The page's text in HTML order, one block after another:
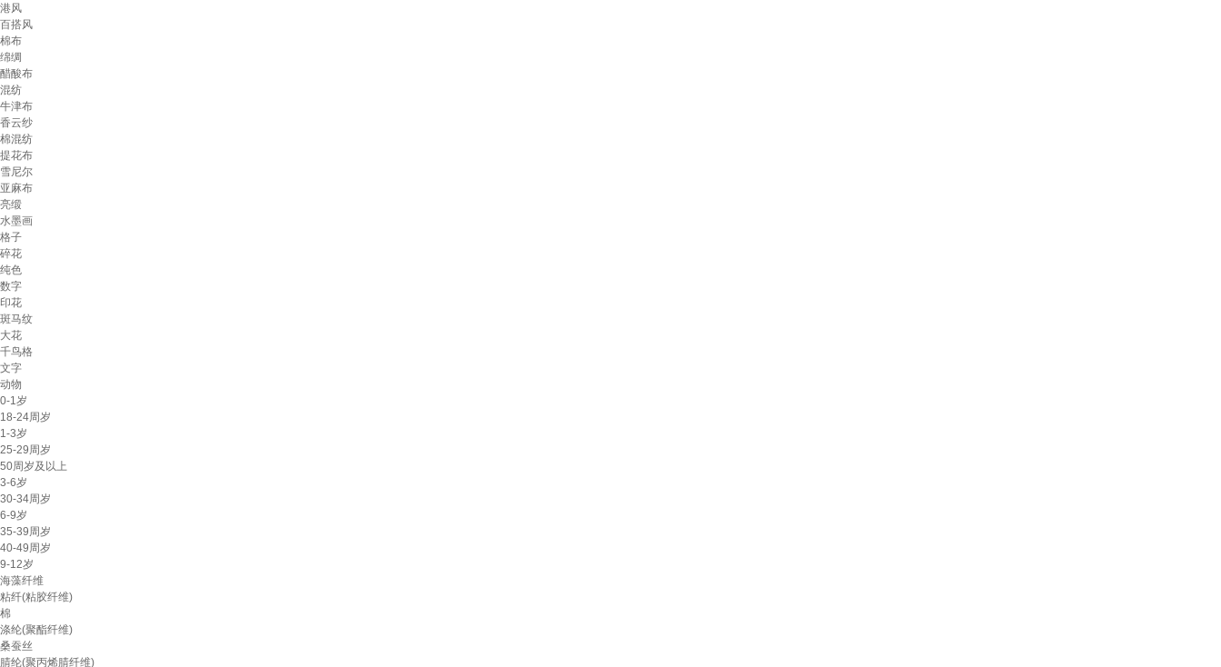
港风
百搭风
棉布
绵绸
醋酸布
混纺
牛津布
香云纱
棉混纺
提花布
雪尼尔
亚麻布
亮缎
水墨画
格子
碎花
纯色
数字
印花
斑马纹
大花
千鸟格
文字
动物
0-1岁
18-24周岁
1-3岁
25-29周岁
50周岁及以上
3-6岁
30-34周岁
6-9岁
35-39周岁
40-49周岁
9-12岁
海藻纤维
粘纤(粘胶纤维)
棉
涤纶(聚酯纤维)
桑蚕丝
腈纶(聚丙烯腈纤维)